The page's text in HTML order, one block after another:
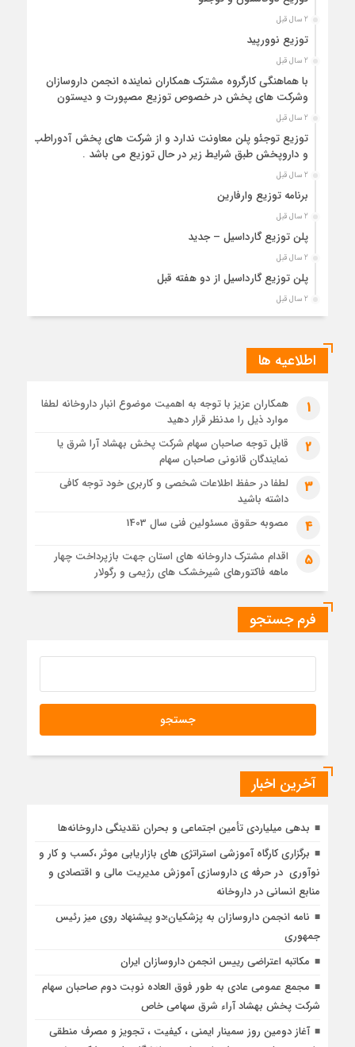
2 سال قبل
توزیع نوورپید
2 سال قبل
با هماهنگی کارگروه مشترک همکاران نماینده انجمن داروسازان
و‌شرکت های پخش در خصوص توزیع مصپورت و دیستون
2 سال قبل
توزیع توجئو پلن معاونت ندارد و از شرکت های پخش آدوراطب
و داروپخش طبق شرایط زیر در حال توزیع می باشد .
2 سال قبل
برنامه توزیع وارفارین
2 سال قبل
پلن توزیع گارداسیل – جدید
2 سال قبل
پلن توزیع گارداسیل از دو هفته قبل
2 سال قبل
لیست داروخانه های پرمصرف لانتوس
لیست توزیع وارفارین داروخانه های پرمصرف + متوسط مصرف با
درصد ثبت تیکت بالا
توزیع لانتوس و نوومیکس و نوورپید
اطلاعیه ها
1
همکاران عزیز با توجه به اهمیت موضوع انبار داروخانه لطفا
موارد ذیل را مدنظر قرار دهید
2
قابل توجه صاحبان سهام شرکت پخش بهشاد آرا شرق یا
نمایندگان قانونی صاحبان سهام
3
لطفا در حفظ اطلاعات شخصی و کاربری خود توجه کافی
داشته باشید
4 مصوبه حقوق مسئولین فنی سال 1403
5
اقدام مشترک داروخانه های استان جهت بازپرداخت چهار
ماهه فاکتورهای شیرخشک های رژیمی و رگولار
فرم جستجو
آخرین اخبار
بدهی میلیاردی تأمین اجتماعی و بحران نقدینگی داروخانه‌ها
برگزاری کارگاه آموزشی استراتژی های بازاریابی موثر ،کسب و کار و
نوآوری در حرفه ی داروسازی آموزش مدیریت مالی و اقتصادی و
منابع انسانی در داروخانه
نامه انجمن داروسازان به پزشکیان؛دو پیشنهاد روی میز رئیس
جمهوری
مکاتبه اعتراضی رییس انجمن داروسازان ایران
مجمع عمومی عادی به طور فوق العاده نوبت دوم صاحبان سهام
شرکت پخش بهشاد آراء شرق سهامی خاص
آغاز دومین روز سمینار ایمنی ، کیفیت ، تجویز و مصرف منطقی